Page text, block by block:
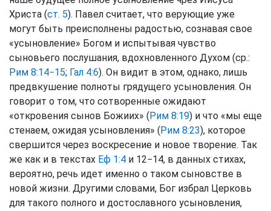
Христа (ст. 5). Павел считает, что верующие уже
могут быть преисполнены радостью, сознавая свое
«усыновление» Богом и испытывая чувство
сыновьего послушания, вдохновленного Духом (ср.:
Рим 8:14−15; Гал 4:6). Он видит в этом, однако, лишь
предвкушение полноты грядущего усыновления. Он
говорит о том, что сотворенные ожидают
«откровения сынов Божиих» (Рим 8:19) и что «мы еще
стенаем, ожидая усыновления» (Рим 8:23), которое
свершится через воскресение и новое творение. Так
же как и в текстах Еф 1:4 и 12−14, в данных стихах,
вероятно, речь идет именно о таком сыновстве в
новой жизни. Другими словами, Бог избрал Церковь
для такого полного и достославного усыновления,